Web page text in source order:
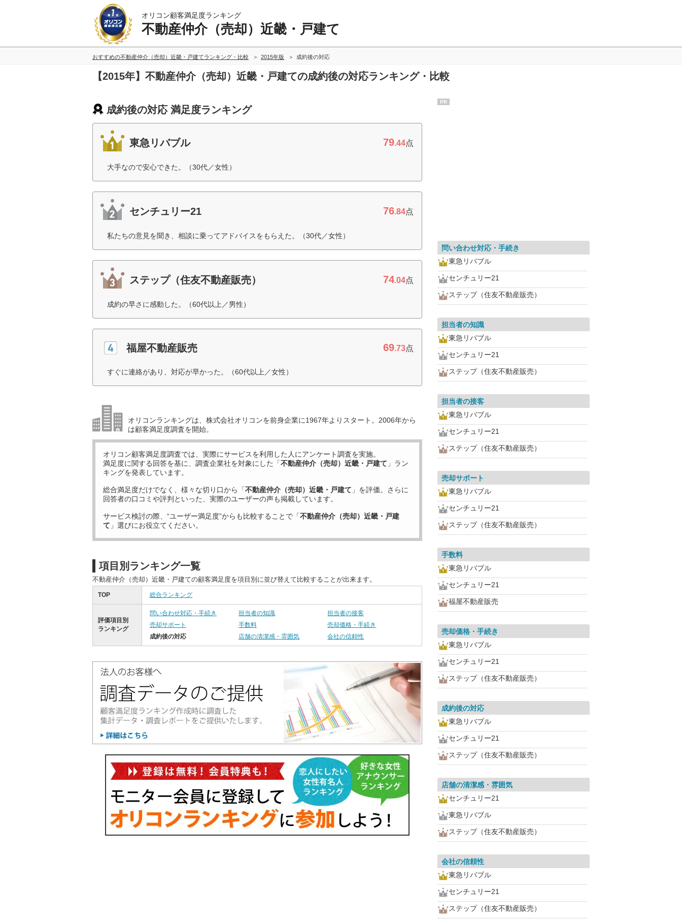
オリコン顧客満足度ランキング
不動産仲介（売却）近畿・戸建て
おすすめの不動産仲介（売却）近畿・戸建てランキング・比較 2015年版 成約後の対応
【2015年】不動産仲介（売却）近畿・戸建ての成約後の対応ランキング・比較
成約後の対応 満足度ランキング
東急リバブル 79.44点
大手なので安心できた。（30代／女性）
センチュリー21 76.84点
私たちの意見を聞き、相談に乗ってアドバイスをもらえた。（30代／女性）
ステップ（住友不動産販売） 74.04点
成約の早さに感動した。（60代以上／男性）
福屋不動産販売 69.73点
すぐに連絡があり、対応が早かった。（60代以上／女性）
オリコンランキングは、株式会社オリコンを前身企業に1967年よりスタート。2006年から
は顧客満足度調査を開始。
オリコン顧客満足度調査では、実際にサービスを利用した 人にアンケート調査を実施。
満足度に関する回答を基に、調査企業社を対象にした「不動産仲介（売却）近畿・戸建て 」ラン
キングを発表しています。
総合満足度だけでなく、様々な切り口から「不動産仲介（売却）近畿・戸建て 」を評価。さらに
回答者の口コミや評判といった、実際のユーザーの声も掲載しています。
サービス検討の際、“ユーザー満足度”からも比較することで「不動産仲介（売却）近畿・戸建
て 」選びにお役立てください。
項目別ランキング一覧
不動産仲介（売却）近畿・戸建ての顧客満足度を項目別に並び替えて比較することが出来ます。
TOP 総合ランキング
評価項目別
ランキング
問い合わせ対応・手続き 担当者の知識
担当者の接客
売却サポート
手数料
売却価格・手続き
成約後の対応
店舗の清潔感・雰囲気 会社の信頼性
PR
問い合わせ対応・手続き
東急リバブル
センチュリー21
ステップ（住友不動産販売）
担当者の知識
東急リバブル
センチュリー21
ステップ（住友不動産販売）
担当者の接客
東急リバブル
センチュリー21
ステップ（住友不動産販売）
売却サポート
東急リバブル
センチュリー21
ステップ（住友不動産販売）
手数料
東急リバブル
センチュリー21
福屋不動産販売
売却価格・手続き
東急リバブル
センチュリー21
ステップ（住友不動産販売）
成約後の対応
東急リバブル
センチュリー21
ステップ（住友不動産販売）
店舗の清潔感・雰囲気
センチュリー21
東急リバブル
ステップ（住友不動産販売）
会社の信頼性
東急リバブル
センチュリー21
ステップ（住友不動産販売）